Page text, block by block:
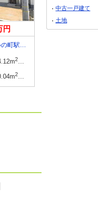
円
高知県吾川郡いの町駅前町
2（31.49坪）（登記）
2（45.38坪）（登記）
3,398
中古一戸建て
土地